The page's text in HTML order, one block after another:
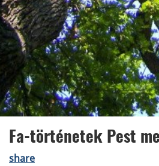
Fa-történetek Pest
share